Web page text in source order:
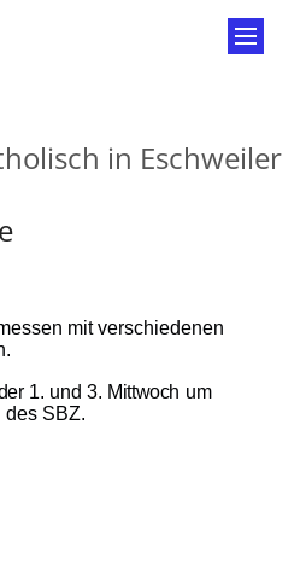
in Eschweiler
mit verschiedenen
1. und 3. Mittwoch um
des SBZ.